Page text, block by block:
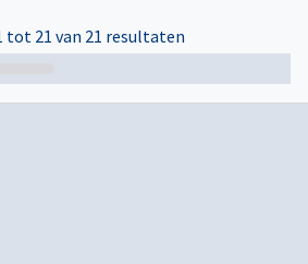
tot 21 van 21 resultaten